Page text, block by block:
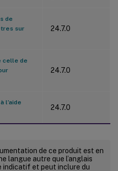
de
sur
24.7.0
celle de
24.7.0
l’aide
24.7.0
de ce produit est en
langue autre que l’anglais
indicatif et peut inclure du